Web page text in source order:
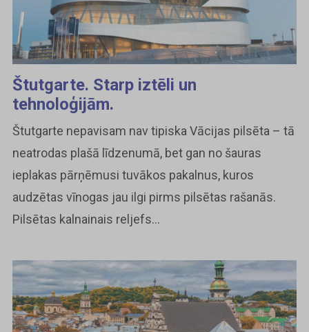
Štutgarte. Starp iztēli un
tehnoloģijām.
Štutgarte nepavisam nav tipiska Vācijas pilsēta – tā
neatrodas plašā līdzenumā, bet gan no šauras
ieplakas pārņēmusi tuvākos pakalnus, kuros
audzētas vīnogas jau ilgi pirms pilsētas rašanās.
Pilsētas kalnainais reljefs...